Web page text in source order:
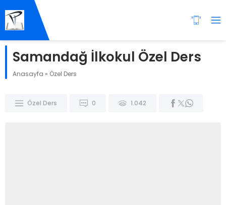
Samandağ İlkokul Özel Ders
Anasayfa » Özel Ders
Özel Ders 0 1.042